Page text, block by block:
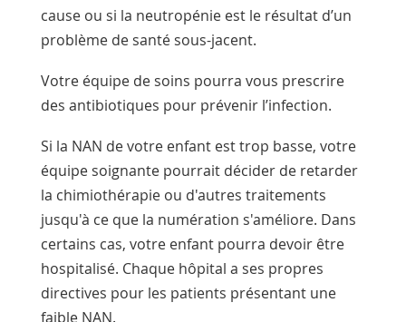
cause ou si la neutropénie est le résultat d’un
problème de santé sous-jacent.
Votre équipe de soins pourra vous prescrire
des antibiotiques pour prévenir l’infection.
Si la NAN de votre enfant est trop basse, votre
équipe soignante pourrait décider de retarder
la chimiothérapie ou d'autres traitements
jusqu'à ce que la numération s'améliore. Dans
certains cas, votre enfant pourra devoir être
hospitalisé. Chaque hôpital a ses propres
directives pour les patients présentant une
faible NAN.